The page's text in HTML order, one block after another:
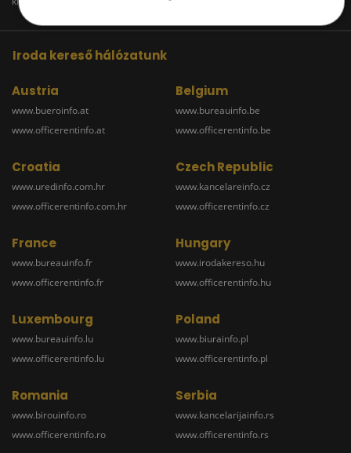
Iroda kereső hálózatunk
Austria
www.bueroinfo.at
www.officerentinfo.at
Belgium
www.bureauinfo.be
www.officerentinfo.be
Croatia
www.uredinfo.com.hr
www.officerentinfo.com.hr
Czech Republic
www.kancelareinfo.cz
www.officerentinfo.cz
France
www.bureauinfo.fr
www.officerentinfo.fr
Hungary
www.irodakereso.hu
www.officerentinfo.hu
Luxembourg
www.bureauinfo.lu
www.officerentinfo.lu
Poland
www.biurainfo.pl
www.officerentinfo.pl
Romania
www.birouinfo.ro
www.officerentinfo.ro
Serbia
www.kancelarijainfo.rs
www.officerentinfo.rs